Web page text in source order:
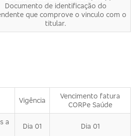
Documento de identificação do
que comprove o vinculo com o
titular.
Vigência
Vencimento fatura
CORPe Saúde
a
Dia 01 Dia 01